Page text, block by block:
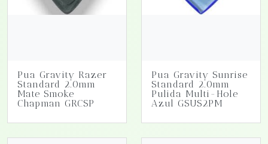
Pua Gravity Razer
Standard 2.0mm
Mate Smoke
Chapman GRCSP
Pua Gravity Sunrise
Standard 2.0mm
Pulida Multi-Hole
Azul GSUS2PM